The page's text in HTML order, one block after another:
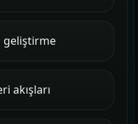
geliştirme
akışları